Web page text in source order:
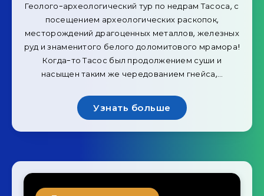
Геолого-археологический тур по недрам Тасоса, с
посещением археологических раскопок,
месторождений драгоценных металлов, железных
руд и знаменитого белого доломитового мрамора!
Когда-то Тасос был продолжением суши и
насыщен таким же чередованием гнейса,…
Узнать больше